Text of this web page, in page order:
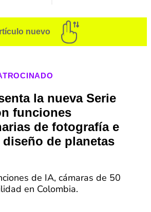
nuevo
la nueva Serie
funciones
de fotografía e
de planetas
de IA, cámaras de 50
en Colombia.